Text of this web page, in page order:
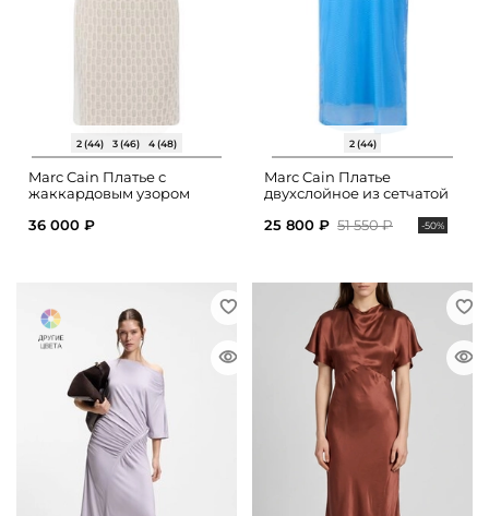
2 (44) 3 (46) 4 (48)
Marc Cain Платье с
жаккардовым узором
36 000 ₽
2 (44)
Marc Cain Платье
двухслойное из сетчатой
25 800 ₽ 51 550 ₽ -50%